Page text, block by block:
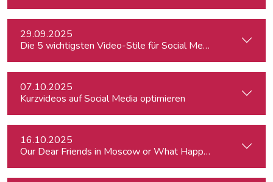
29.09.2025
Die 5 wichtigsten Video-Stile für Social Media - Linz
07.10.2025
Kurzvideos auf Social Media optimieren
16.10.2025
Our Dear Friends in Moscow or What Happened to